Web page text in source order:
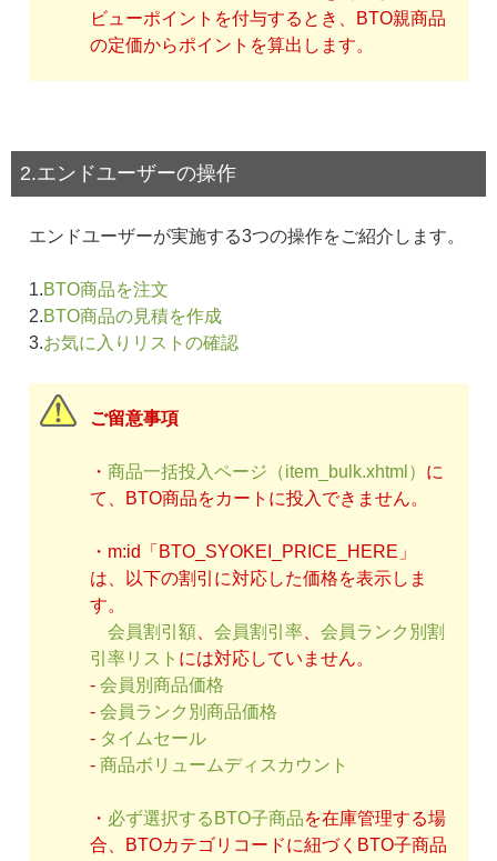
ビューポイントを付与するとき、BTO親商品
の定価からポイントを算出します。
2.エンドユーザーの操作
エンドユーザーが実施する3つの操作をご紹介します。
1.BTO商品を注文
2.BTO商品の見積を作成
3.お気に入りリストの確認
ご留意事項
・ 商品一括投入ページ（item_bulk.xhtml） に
て、BTO商品をカートに投入できません。
・m:id「BTO_SYOKEI_PRICE_HERE」
は、以下の割引に対応した価格を表示しま
す。
会員割引額
会員割引率
会員ランク別割
引率リスト には対応していません。
- 会員別商品価格
- 会員ランク別商品価格
- タイムセール
- 商品ボリュームディスカウント
・ 必ず選択するBTO子商品を在庫管理する場
合、BTOカテゴリコードに紐づくBTO子商品